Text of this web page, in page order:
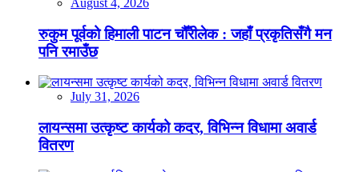
August 4, 2026
रुकुम पूर्वको हिमाली पाटन चौँरीलेक : जहाँ प्रकृतिसँगै मन
पनि रमाउँछ
July 31, 2026
लायन्समा उत्कृष्ट कार्यको कदर, विभिन्न विधामा अवार्ड
वितरण